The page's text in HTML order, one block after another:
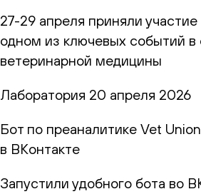
27-29 апреля приняли
одном из ключевых событий
ветеринарной медицины
Лаборатория 20 апреля 2026
Бот по преаналитике Vet
в ВКонтакте
Запустили удобного бота во